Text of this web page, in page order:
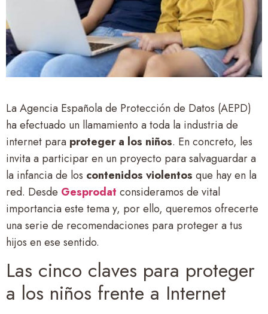
La Agencia Española de Protección de Datos (AEPD)
ha efectuado un llamamiento a toda la industria de
internet para proteger a los niños. En concreto, les
invita a participar en un proyecto para salvaguardar a
la infancia de los contenidos violentos que hay en la
red. Desde Gesprodat consideramos de vital
importancia este tema y, por ello, queremos ofrecerte
una serie de recomendaciones para proteger a tus
hijos en ese sentido.
Las cinco claves para proteger
a los niños frente a Internet